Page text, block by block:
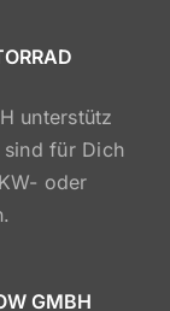
unterstütz
sind für Dich
oder
GMBH